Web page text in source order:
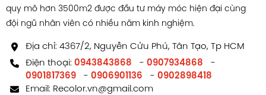
quy mô hơn 3500m2 được đầu tư máy móc hiện đại cùng
đội ngũ nhân viên có nhiều năm kinh nghiệm.
Địa chỉ: 4367/2, Nguyễn Cửu Phú, Tân Tạo, Tp HCM
Điện thoại: 0943843868 - 0907934868
-
0901817369
- 0906901136 - 0902898418
Email: Recolor.vn@gmail.com